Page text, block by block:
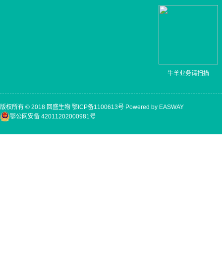
牛羊业务请扫描
版权所有 © 2018 回盛生物 鄂ICP备1100613号 Powered by EASWAY
鄂公网安备 42011202000981号